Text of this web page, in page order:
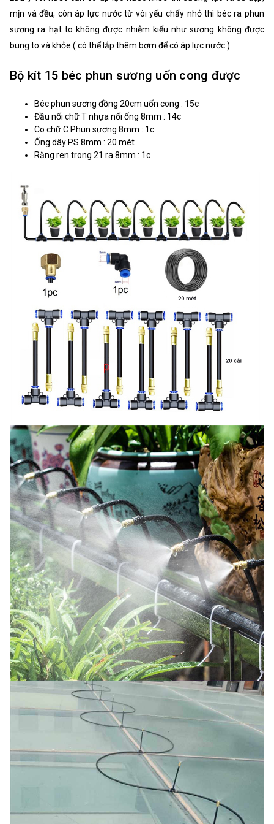
mịn và đều, còn áp lực nước từ vòi yếu chẩy nhỏ thì béc ra phun
sương ra hạt to không được nhiễm kiểu như sương không được
bung to và khỏe ( có thể lắp thêm bơm để có áp lực nước )
Bộ kít 15 béc phun sương uốn cong được
Béc phun sương đồng 20cm uốn cong : 15c
Đầu nối chữ T nhựa nối ống 8mm : 14c
Co chữ C Phun sương 8mm : 1c
Ống dây PS 8mm : 20 mét
Răng ren trong 21 ra 8mm : 1c